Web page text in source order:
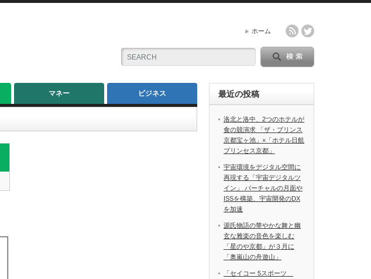
ホーム
マネー ビジネス 最近の投稿
洛北と洛中、2つのホテルが
食の競演求 「ザ・プリンス
京都宝ヶ池」×「ホテル日航
プリンセス京都」
宇宙環境をデジタル空間に
再現する「宇宙デジタルツ
イン」 バーチャルの月面や
ISSを構築、宇宙開発のDX
を加速
源氏物語の華やかな舞と幽
玄な雅楽の音色を楽しむ
「星のや京都」が３月に
「奥嵐山の舟遊山」
「セイコー 5スポーツ